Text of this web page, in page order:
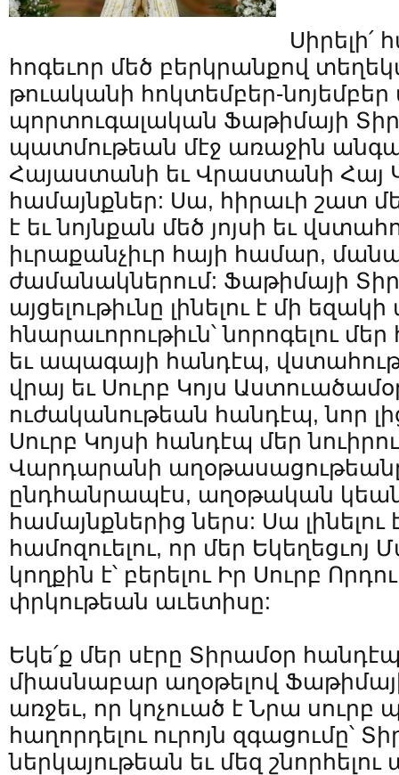
հոգեւոր մեծ բերկրանքով
թուականի հոկտեմբեր-
պորտուգալական Ֆաթիմայի
պատմութեան մէջ առաջին անգամ
Հայաստանի եւ Վրաստանի Հայ
համայնքներ: Սա, հիրաւի շատ
է եւ նոյնքան մեծ յոյսի եւ
իւրաքանչիւր հայի համար,
ժամանակներում: Ֆաթիմայի
այցելութիւնը լինելու է մի
հնարաւորութիւն՝ նորոգելու
եւ ապագայի հանդէպ,
վրայ եւ Սուրբ Կոյս
ուժականութեան հանդէպ, նոր
Սուրբ Կոյսի հանդէպ մեր
Վարդարանի
ընդհանրապէս, աղօթական
համայնքներից ներս: Սա լինելու
համոզուելու, որ մեր Եկեղեցւոյ
կողքին է՝ բերելու Իր Սուրբ
փրկութեան աւետիսը:
Եկե՛ք մեր սէրը Տիրամօր
միասնաբար աղօթելով
առջեւ, որ կոչուած է Նրա սուրբ
հաղորդելու ուրոյն զգացումը՝
ներկայութեան եւ մեզ շնորհելու